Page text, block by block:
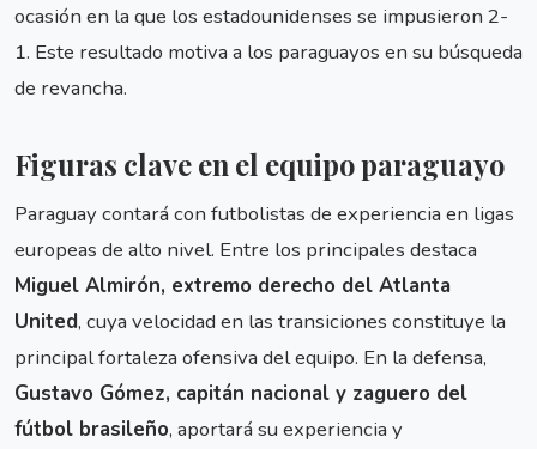
ocasión en la que los estadounidenses se impusieron 2-
1. Este resultado motiva a los paraguayos en su búsqueda
de revancha.
Figuras clave en el equipo paraguayo
Paraguay contará con futbolistas de experiencia en ligas
europeas de alto nivel. Entre los principales destaca
Miguel Almirón, extremo derecho del Atlanta
United, cuya velocidad en las transiciones constituye la
principal fortaleza ofensiva del equipo. En la defensa,
Gustavo Gómez, capitán nacional y zaguero del
fútbol brasileño, aportará su experiencia y